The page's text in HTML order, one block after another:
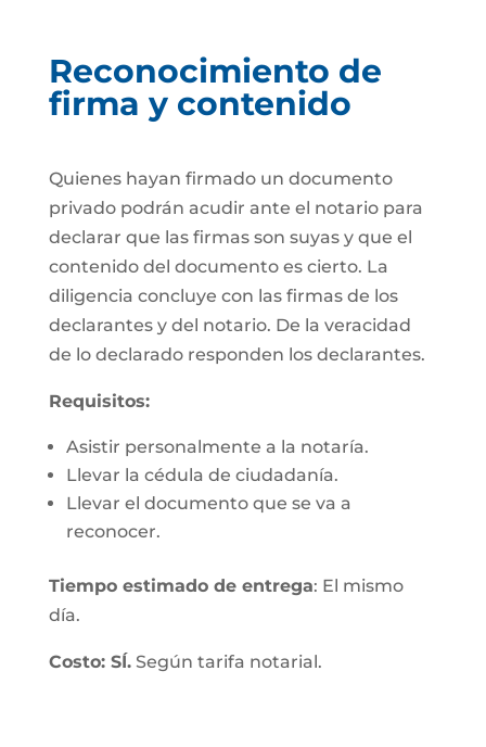
Reconocimiento de
firma y contenido
Quienes hayan firmado un documento
privado podrán acudir ante el notario para
declarar que las firmas son suyas y que el
contenido del documento es cierto. La
diligencia concluye con las firmas de los
declarantes y del notario. De la veracidad
de lo declarado responden los declarantes.
Requisitos:
Asistir personalmente a la notaría.
Llevar la cédula de ciudadanía.
Llevar el documento que se va a
reconocer.
Tiempo estimado de entrega: El mismo
día.
Costo: SÍ.Según tarifa notarial.